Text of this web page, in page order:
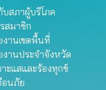
บสภาผู้บริโภค
สมาชิก
านเขตพื้นที่
านประจำจังหวัด
าะแสและร้องทุกข์
อนภัย